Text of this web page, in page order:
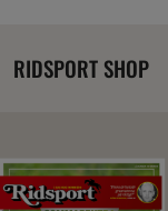
RIDSPORT SHOP